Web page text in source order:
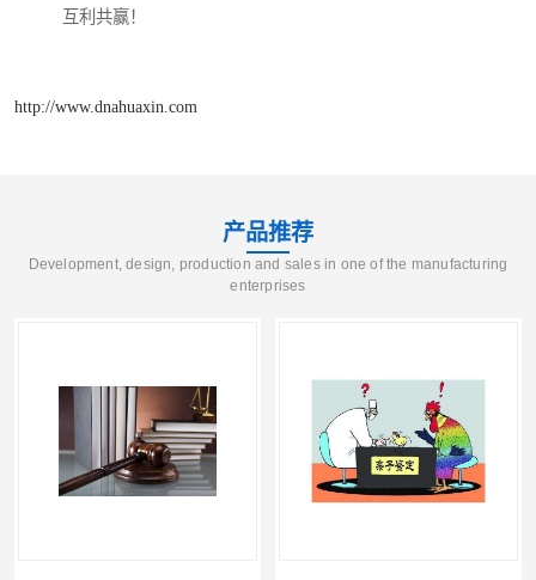
互利共赢！
http://www.dnahuaxin.com
产品推荐
Development, design, production and sales in one of the manufacturing
enterprises